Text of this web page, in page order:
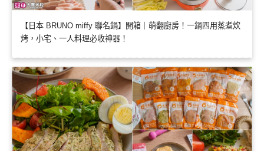
【日本 BRUNO miffy 聯名鍋】開箱｜萌翻廚房！一鍋四用蒸煮炊
烤，小宅、一人料理必收神器！